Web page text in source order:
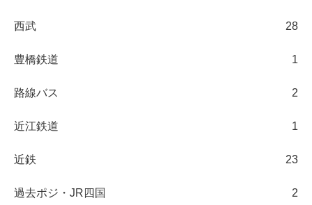
西武 28
豊橋鉄道 1
路線バス 2
近江鉄道 1
近鉄 23
過去ポジ・JR四国 2